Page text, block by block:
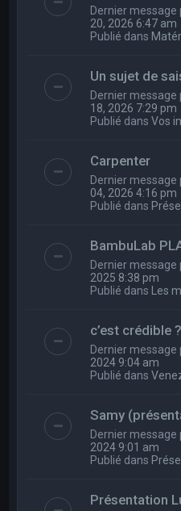
Dernier message
20, 2026 6:47 am
Publié dans
Un sujet de
Dernier message
18, 2026 7:29 pm
Publié dansVos
Carpenter
Dernier message
04, 2026 4:16 pm
Publié dans
BambuLab
Dernier message
2025 8:38 pm
Publié dans Les
c’est crédible ?
Dernier
2024 9:04 am
Publié dans
Samy
Dernier
2024 9:01 am
Publié dans
Présentation